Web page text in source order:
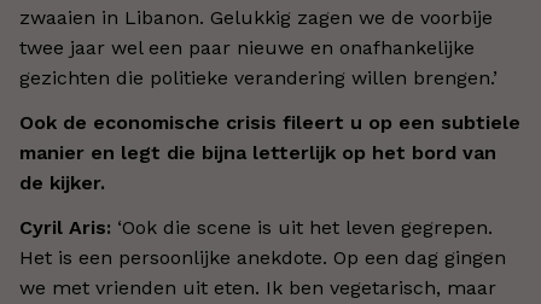
zwaaien in Libanon. Gelukkig zagen we de voorbije
twee jaar wel een paar nieuwe en onafhankelijke
gezichten die politieke verandering willen brengen.’
Ook de economische crisis fileert u op een subtiele
manier en legt die bijna letterlijk op het bord van
de kijker.
Cyril Aris: ‘Ook die scene is uit het leven gegrepen.
Het is een persoonlijke anekdote. Op een dag gingen
we met vrienden uit eten. Ik ben vegetarisch, maar